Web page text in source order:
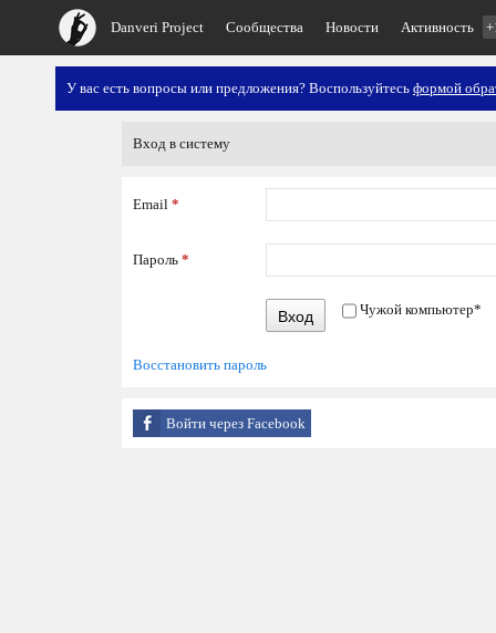
Danveri Project Сообщества Новости Активность
У вас есть вопросы или предложения? Воспользуйтесь формой
Вход в систему
Email *
Пароль *
Вход Чужой компьютер*
Восстановить пароль
Войти через Facebook